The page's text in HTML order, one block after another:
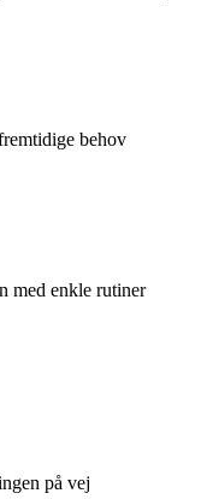
behov
med enkle rutiner
på vej